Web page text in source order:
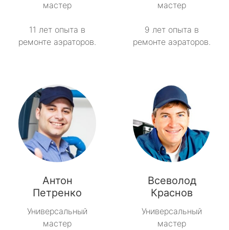
мастер
11 лет опыта в
ремонте аэраторов.
мастер
9 лет опыта в
ремонте аэраторов.
Антон
Петренко
Универсальный
мастер
Всеволод
Краснов
Универсальный
мастер